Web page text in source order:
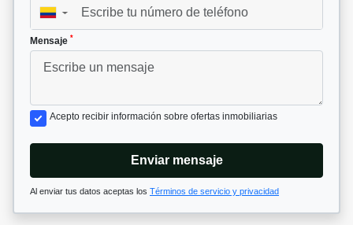
▼
Mensaje *
Acepto recibir información sobre ofertas inmobiliarias
Enviar mensaje
Al enviar tus datos aceptas los Términos de servicio y privacidad